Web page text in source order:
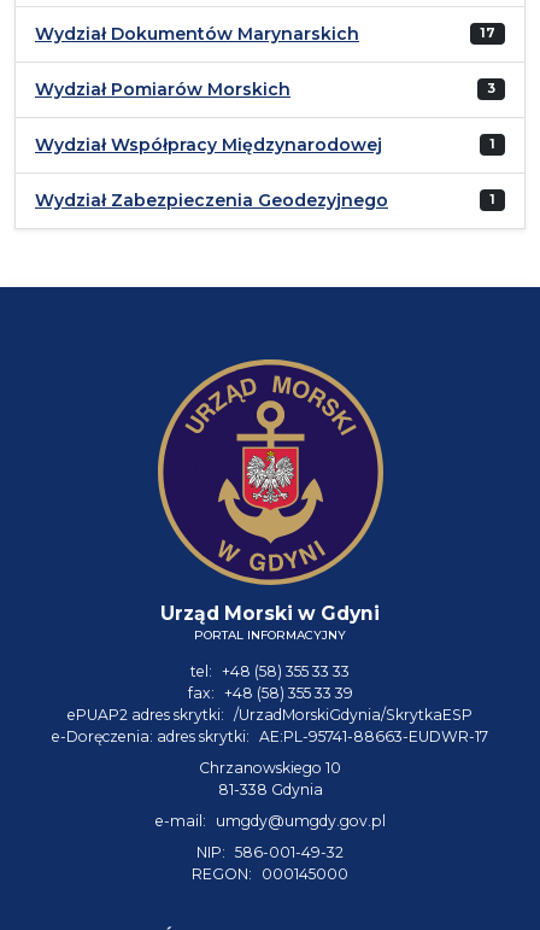
Wydział Dokumentów Marynarskich 17
Wydział Pomiarów Morskich 3
Wydział Współpracy Międzynarodowej 1
Wydział Zabezpieczenia Geodezyjnego 1
Urząd Morski w Gdyni
PORTAL INFORMACYJNY
tel: +48 (58) 355 33 33
fax: +48 (58) 355 33 39
ePUAP2 adres skrytki: /UrzadMorskiGdynia/SkrytkaESP
e-Doręczenia: adres skrytki: AE:PL-95741-88663-EUDWR-17
Chrzanowskiego 10
81-338 Gdynia
e-mail:
umgdy@umgdy.gov.pl
NIP: 586-001-49-32
REGON:
000145000